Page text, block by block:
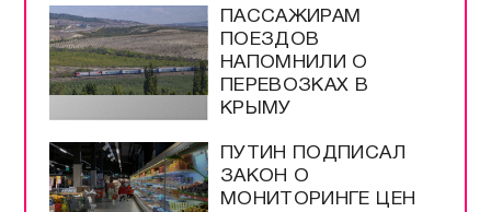
ПАССАЖИРАМ
ПОЕЗДОВ
НАПОМНИЛИ О
ПЕРЕВОЗКАХ В
КРЫМУ
ПУТИН ПОДПИСАЛ
ЗАКОН О
МОНИТОРИНГЕ ЦЕН